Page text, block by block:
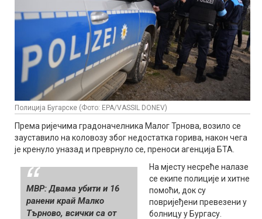
Полиција Бугарске (Фото: EPA/VASSIL DONEV)
Према ријечима градоначелника Малог Трнова, возило се
зауставило на коловозу због недостатка горива, након чега
је кренуло уназад и преврнуло се, преноси агенција БТА.
МВР: Двама убити и 16
ранени край Малко
Търново, всички са от
На мјесту несреће налазе
се екипе полиције и хитне
помоћи, док су
повријеђени превезени у
болницу у Бургасу.